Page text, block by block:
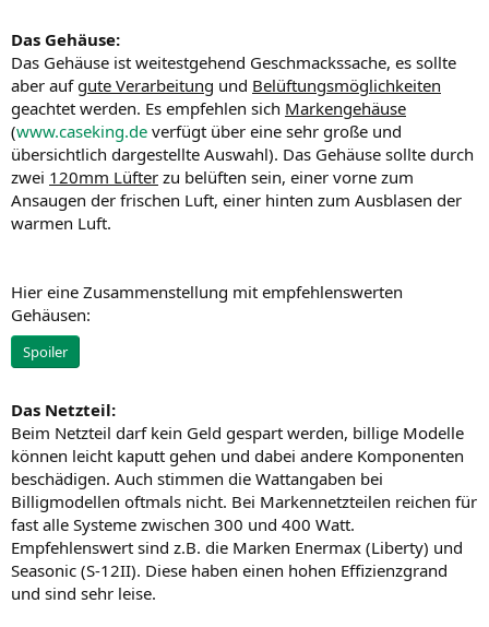
Das Gehäuse:
Das Gehäuse ist weitestgehend Geschmackssache, es sollte
aber aufgute Verarbeitung und Belüftungsmöglichkeiten
geachtet werden. Es empfehlen sich Markengehäuse
(www.caseking.de verfügt über eine sehr große und
übersichtlich dargestellte Auswahl). Das Gehäuse sollte durch
zwei 120mm Lüfter zu belüften sein, einer vorne zum
Ansaugen der frischen Luft, einer hinten zum Ausblasen der
warmen Luft.
Hier eine Zusammenstellung mit empfehlenswerten
Gehäusen:
Spoiler
Das Netzteil:
Beim Netzteil darf kein Geld gespart werden, billige Modelle
können leicht kaputt gehen und dabei andere Komponenten
beschädigen. Auch stimmen die Wattangaben bei
Billigmodellen oftmals nicht. Bei Markennetzteilen reichen für
fast alle Systeme zwischen 300 und 400 Watt.
Empfehlenswert sind z.B. die Marken Enermax (Liberty) und
Seasonic (S-12II). Diese haben einen hohen Effizienzgrand
und sind sehr leise.